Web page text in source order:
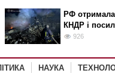
РФ отримала
КНДР і
926
НАУКА